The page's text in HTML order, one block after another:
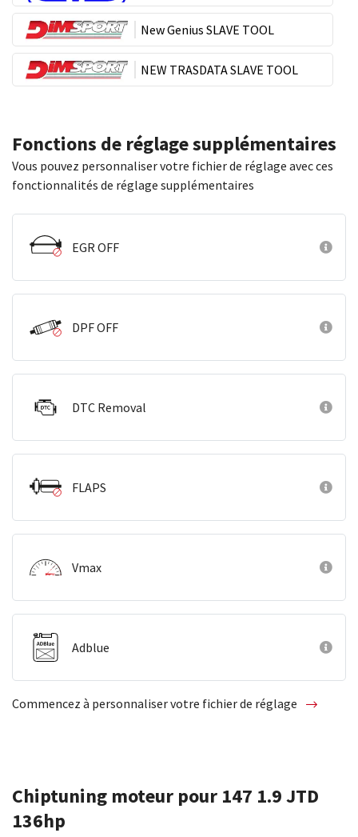
New Genius SLAVE TOOL
NEW TRASDATA SLAVE TOOL
Fonctions de réglage supplémentaires
Vous pouvez personnaliser votre fichier de réglage avec ces
fonctionnalités de réglage supplémentaires
EGR OFF
DPF OFF
DTC Removal
FLAPS
Vmax
Adblue
Commencez à personnaliser votre fichier de réglage
Chiptuning moteur pour 147 1.9 JTD
136hp